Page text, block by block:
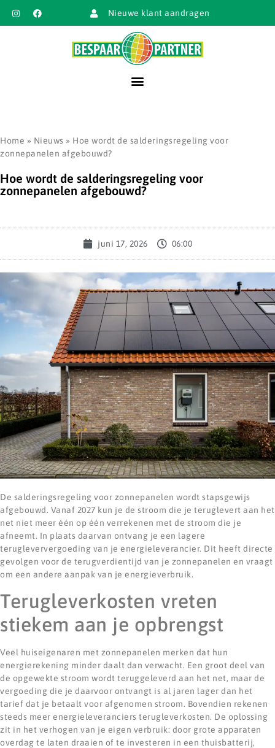
Nieuwe klant aandragen
Home » Nieuws » Hoe wordt de salderingsregeling voor
zonnepanelen afgebouwd?
Hoe wordt de salderingsregeling voor
zonnepanelen afgebouwd?
juni 17, 2026 06:00
De salderingsregeling voor zonnepanelen wordt stapsgewijs
afgebouwd. Vanaf 2027 kun je de stroom die je teruglevert aan het
net niet meer één op één verrekenen met de stroom die je
afneemt. In plaats daarvan ontvang je een lagere
terugleververgoeding van je energieleverancier. Dit heeft directe
gevolgen voor de terugverdientijd van je zonnepanelen en vraagt
om een andere aanpak van je energieverbruik.
Terugleverkosten vreten
stiekem aan je opbrengst
Veel huiseigenaren met zonnepanelen merken dat hun
energierekening minder daalt dan verwacht. Een groot deel van
de opgewekte stroom wordt teruggeleverd aan het net, maar de
vergoeding die je daarvoor ontvangt is al jaren lager dan het
tarief dat je betaalt voor afgenomen stroom. Bovendien rekenen
steeds meer energieleveranciers terugleverkosten. De oplossing
zit in het verhogen van je eigen verbruik: door grote apparaten
overdag te laten draaien of te investeren in een thuisbatterij,